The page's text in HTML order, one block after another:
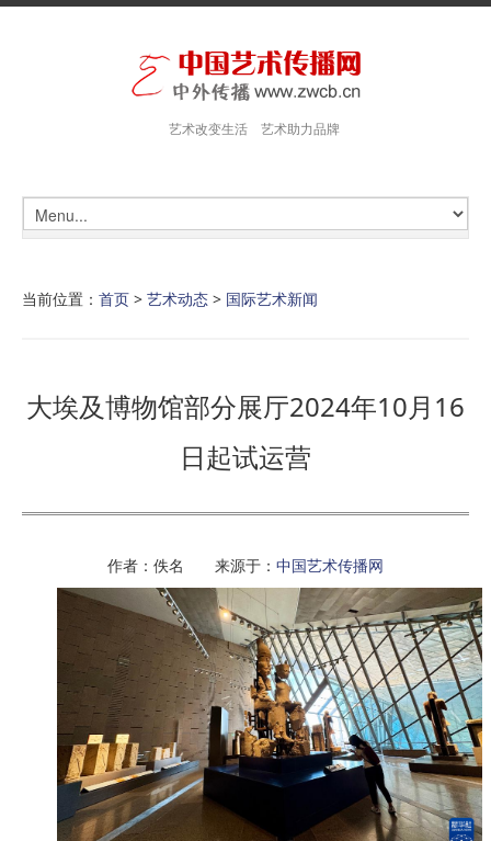
艺术改变生活 艺术助力品牌
当前位置： 首页 > 艺术动态 > 国际艺术新闻
大埃及博物馆部分展厅2024年10月16
日起试运营
作者：佚名 来源于： 中国艺术传播网